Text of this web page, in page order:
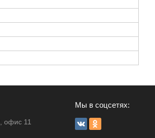
офис 11
Мы в соцсетях: